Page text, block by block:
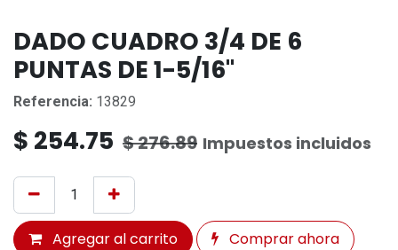
DADO CUADRO 3/4 DE 6
PUNTAS DE 1-5/16''
Referencia: 13829
$ 254.75 $276.89 Impuestos incluidos
Agregar al carrito Comprar ahora